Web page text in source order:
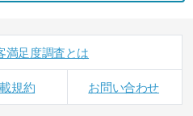
満足度調査とは
規約 お問い合わせ